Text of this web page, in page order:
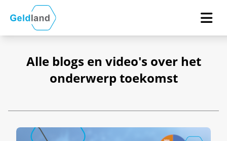
Alle blogs en video's over het
onderwerp toekomst